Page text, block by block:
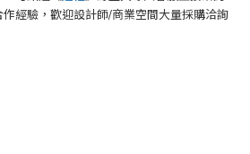
經驗，歡迎設計師/商業空間大量採購洽詢